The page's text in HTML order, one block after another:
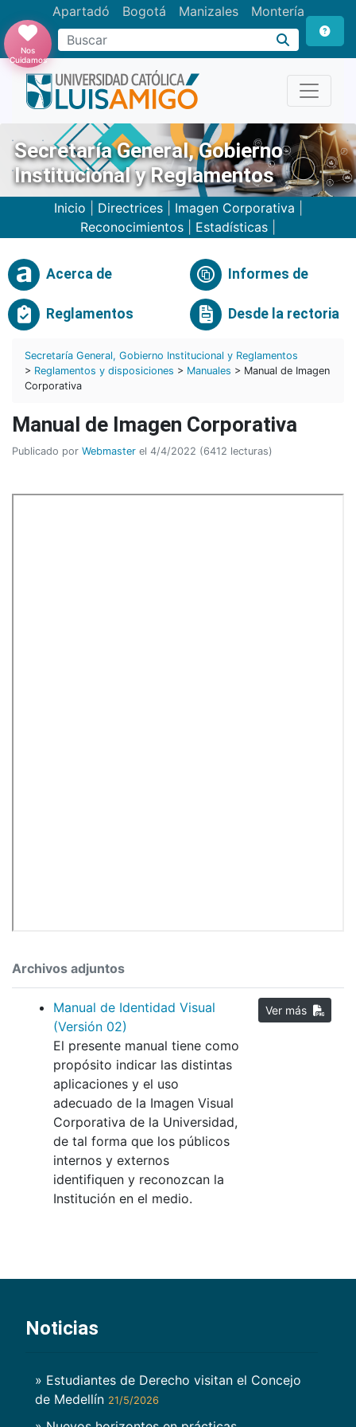
Apartadó Bogotá Manizales Montería
Buscar
Nos
Cuidamos
Secretaría General, Gobierno
Institucional y Reglamentos
Inicio Directrices| Imagen Corporativa
Reconocimientos
Estadísticas
Acerca de Informes de
Reglamentos Desde la rectoria
Secretaría General, Gobierno Institucional y Reglamentos
> Reglamentos y disposiciones > Manuales > Manual de Imagen
Corporativa
Manual de Imagen Corporativa
Publicado por Webmaster el 4/4/2022 (6412 lecturas)
Archivos adjuntos
Manual de Identidad Visual
(Versión 02)
El presente manual tiene como
propósito indicar las distintas
aplicaciones y el uso
adecuado de la Imagen Visual
Corporativa de la Universidad,
de tal forma que los públicos
internos y externos
identifiquen y reconozcan la
Institución en el medio.
Noticias
» Estudiantes de Derecho visitan el Concejo
de Medellín 21/5/2026